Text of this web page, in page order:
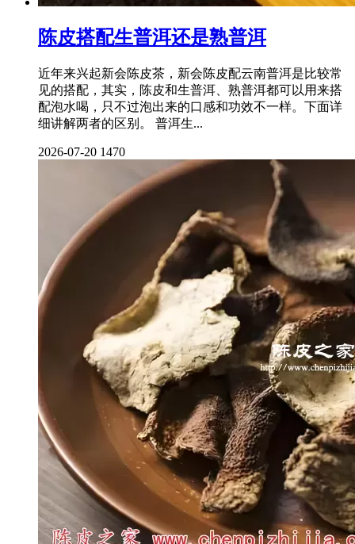
陈皮搭配生普洱还是熟普洱
近年来兴起新会陈皮茶，新会陈皮配云南普洱是比较常
见的搭配，其实，陈皮和生普洱、熟普洱都可以用来搭
配泡水喝，只不过泡出来的口感和功效不一样。下面详
细讲解两者的区别。 普洱生...
2026-07-20 1470